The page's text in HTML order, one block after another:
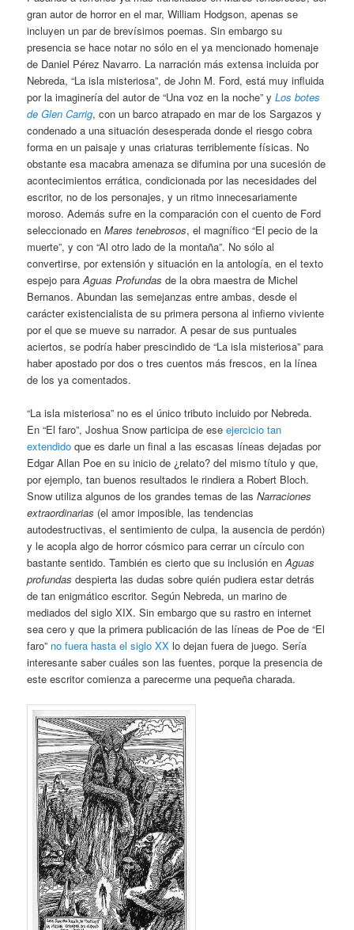
gran autor de horror en el mar, William Hodgson, apenas se
incluyen un par de brevísimos poemas. Sin embargo su
presencia se hace notar no sólo en el ya mencionado homenaje
de Daniel Pérez Navarro. La narración más extensa incluida por
Nebreda, “La isla misteriosa”, de John M. Ford, está muy influida
por la imaginería del autor de “Una voz en la noche” yLos botes
de Glen Carrig, con un barco atrapado en mar de los Sargazos y
condenado a una situación desesperada donde el riesgo cobra
forma en un paisaje y unas criaturas terriblemente físicas. No
obstante esa macabra amenaza se difumina por una sucesión de
acontecimientos errática, condicionada por las necesidades del
escritor, no de los personajes, y un ritmo innecesariamente
moroso. Además sufre en la comparación con el cuento de Ford
seleccionado enMares tenebrosos, el magnífico “El pecio de la
muerte”, y con “Al otro lado de la montaña”. No sólo al
convertirse, por extensión y situación en la antología, en el texto
espejo paraAguas Profundas de la obra maestra de Michel
Bernanos. Abundan las semejanzas entre ambas, desde el
carácter existencialista de su primera persona al infierno viviente
por el que se mueve su narrador. A pesar de sus puntuales
aciertos, se podría haber prescindido de “La isla misteriosa” para
haber apostado por dos o tres cuentos más frescos, en la línea
de los ya comentados.
“La isla misteriosa” no es el único tributo incluido por Nebreda.
En “El faro”, Joshua Snow participa de eseejercicio tan
extendido que es darle un final a las escasas líneas dejadas por
Edgar Allan Poe en su inicio de ¿relato? del mismo título y que,
por ejemplo, tan buenos resultados le rindiera a Robert Bloch.
Snow utiliza algunos de los grandes temas de lasNarraciones
extraordinarias (el amor imposible, las tendencias
autodestructivas, el sentimiento de culpa, la ausencia de perdón)
y le acopla algo de horror cósmico para cerrar un círculo con
bastante sentido. También es cierto que su inclusión enAguas
profundas despierta las dudas sobre quién pudiera estar detrás
de tan enigmático escritor. Según Nebreda, un marino de
mediados del siglo XIX. Sin embargo que su rastro en internet
sea cero y que la primera publicación de las líneas de Poe de “El
faro” no fuera hasta el siglo XX lo dejan fuera de juego. Sería
interesante saber cuáles son las fuentes, porque la presencia de
este escritor comienza a parecerme una pequeña charada.